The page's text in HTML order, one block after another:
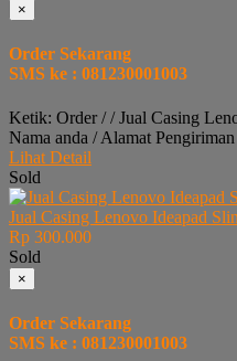
×
Order Sekarang
SMS ke : 081230001003
Ketik: Order / / Jual Casing
Nama anda / Alamat Pengiriman
Lihat Detail
Sold
Jual Casing Lenovo Ideapad
Rp 300.000
Sold
×
Order Sekarang
SMS ke : 081230001003